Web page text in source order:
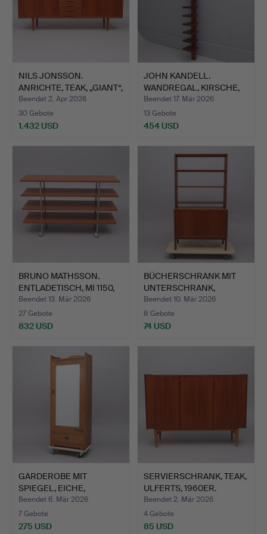
NILS JONSSON.
ANRICHTE, TEAK, „GIANT“,
TRO…
Beendet 2. Apr 2026
30 Gebote
1.432 USD
JOHN KANDELL.
WANDREGAL, KIRSCHE,
„PILASTE…
Beendet 17. Mär 2026
13 Gebote
454 USD
BRUNO MATHSSON.
ENTLADETISCH, MI 1150,
BRU…
Beendet 13. Mär 2026
27 Gebote
832 USD
BÜCHERSCHRANK MIT
UNTERSCHRANK,
TEAKHOLZ, …
Beendet 10. Mär 2026
8 Gebote
74 USD
GARDEROBE MIT
SPIEGEL, EICHE,
JUGENDSTIL, …
Beendet 6. Mär 2026
7 Gebote
275 USD
SERVIERSCHRANK, TEAK,
ULFERTS, 1960ER.
Beendet 2. Mär 2026
4 Gebote
85 USD